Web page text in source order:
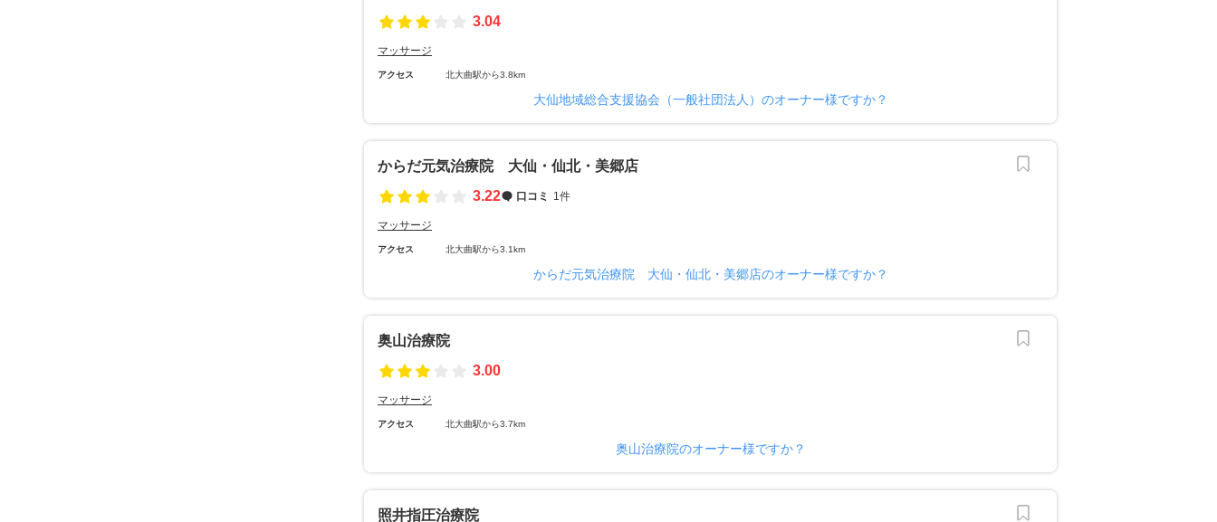
3.04
マッサージ
アクセス 北大曲駅から3.8km
大仙地域総合支援協会（一般社団法人）のオーナー様ですか？
からだ元気治療院 大仙・仙北・美郷店
3.22
口コミ 1件
マッサージ
アクセス 北大曲駅から3.1km
からだ元気治療院 大仙・仙北・美郷店のオーナー様ですか？
奥山治療院
3.00
マッサージ
アクセス 北大曲駅から3.7km
奥山治療院のオーナー様ですか？
照井指圧治療院